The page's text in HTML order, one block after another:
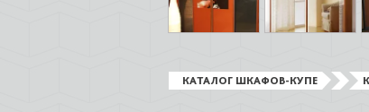
КАТАЛОГ ШКАФОВ-КУПЕ